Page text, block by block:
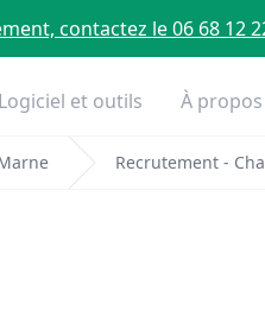
contactez le 06 68 12
Logiciel et outils À propos
Recrutement -